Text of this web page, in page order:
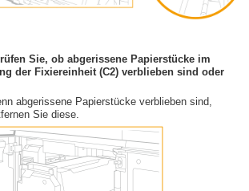
Sie, ob abgerissene Papierstücke im
der Fixiereinheit (C2) verblieben sind oder
abgerissene Papierstücke verblieben sind,
Sie diese.